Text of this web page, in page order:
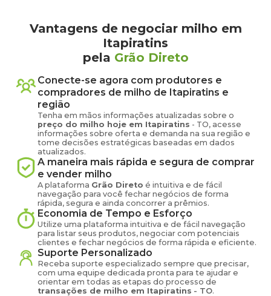
Vantagens de negociar milho em
Itapiratins
pela Grão Direto
Conecte-se agora com produtores e
compradores de milho de Itapiratins e
região
Tenha em mãos informações atualizadas sobre o
preço do milho hoje em Itapiratins - TO, acesse
informações sobre oferta e demanda na sua região e
tome decisões estratégicas baseadas em dados
atualizados.
A maneira mais rápida e segura de comprar
e vender milho
A plataforma Grão Direto é intuitiva e de fácil
navegação para você fechar negócios de forma
rápida, segura e ainda concorrer a prêmios.
Economia de Tempo e Esforço
Utilize uma plataforma intuitiva e de fácil navegação
para listar seus produtos, negociar com potenciais
clientes e fechar negócios de forma rápida e eficiente.
Suporte Personalizado
Receba suporte especializado sempre que precisar,
com uma equipe dedicada pronta para te ajudar e
orientar em todas as etapas do processo de
transações de milho em Itapiratins - TO.